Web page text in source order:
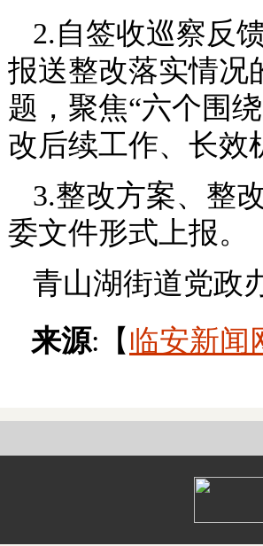
2.自签收巡察反
报送整改落实情况
题，聚焦“六个围
改后续工作、长效
3.整改方案、整
委文件形式上报。
青山湖街道党政
来源:【 临安新闻